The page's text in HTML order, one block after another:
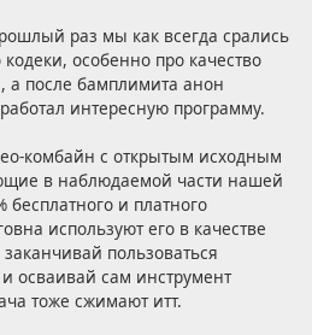
раз мы как всегда срались
кодеки, особенно про качество
а после бамплимита анон
интересную программу.
комбайн с открытым исходным
в наблюдаемой части нашей
бесплатного и платного
используют его в качестве
пользоваться
осваивай сам инструмент
тоже сжимают итт.